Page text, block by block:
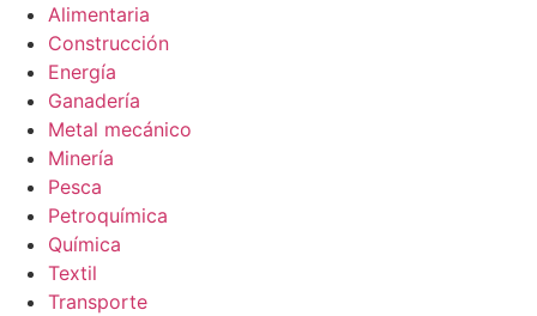
Alimentaria
Construcción
Energía
Ganadería
Metal mecánico
Minería
Pesca
Petroquímica
Química
Textil
Transporte